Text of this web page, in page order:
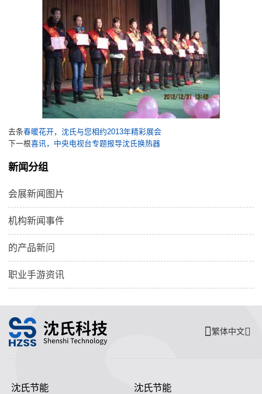
去条春暖花开，沈氏与您相约2013年精彩展会
下一根喜讯，中央电视台专题报导沈氏换热器
新闻分组
会展新闻图片
机构新闻事件
的产品新问
职业手游资讯
繁体中文
沈氏节能 沈氏节能